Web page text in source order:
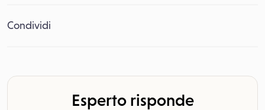
Condividi
Esperto risponde